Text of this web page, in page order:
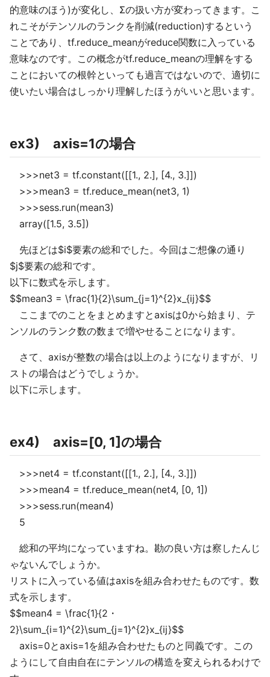
的意味のほう)が変化し、Σの扱い方が変わってきます。こ
れこそがテンソルのランクを削減(reduction)するという
ことであり、tf.reduce_meanがreduce関数に入っている
意味なのです。この概念がtf.reduce_meanの理解をする
ことにおいての根幹といっても過言ではないので、適切に
使いたい場合はしっかり理解したほうがいいと思います。
ex3) axis=1の場合
>>>net3 = tf.constant([[1., 2.], [4., 3.]])
>>>mean3 = tf.reduce_mean(net3, 1)
>>>sess.run(mean3)
array([1.5, 3.5])
先ほどは$i$要素の総和でした。今回はご想像の通り
$j$要素の総和です。
以下に数式を示します。
$$mean3 = \frac{1}{2}\sum_{j=1}^{2}x_{ij}$$
ここまでのことをまとめますとaxisは0から始まり、テ
ンソルのランク数の数まで増やせることになります。
さて、axisが整数の場合は以上のようになりますが、リ
ストの場合はどうでしょうか。
以下に示します。
ex4) axis=[0, 1]の場合
>>>net4 = tf.constant([[1., 2.], [4., 3.]])
>>>mean4 = tf.reduce_mean(net4, [0, 1])
>>>sess.run(mean4)
5
総和の平均になっていますね。勘の良い方は察したんじ
ゃないんでしょうか。
リストに入っている値はaxisを組み合わせたものです。数
式を示します。
$$mean4 = \frac{1}{2・
2}\sum_{i=1}^{2}\sum_{j=1}^{2}x_{ij}$$
axis=0とaxis=1を組み合わせたものと同義です。この
ようにして自由自在にテンソルの構造を変えられるわけで